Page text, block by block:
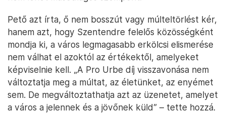
Pető azt írta, ő nem bosszút vagy múlteltörlést kér,
hanem azt, hogy Szentendre felelős közösségként
mondja ki, a város legmagasabb erkölcsi elismerése
nem válhat el azoktól az értékektől, amelyeket
képviselnie kell. „A Pro Urbe díj visszavonása nem
változtatja meg a múltat, az életünket, az enyémet
sem. De megváltoztathatja azt az üzenetet, amelyet
a város a jelennek és a jövőnek küld” – tette hozzá.